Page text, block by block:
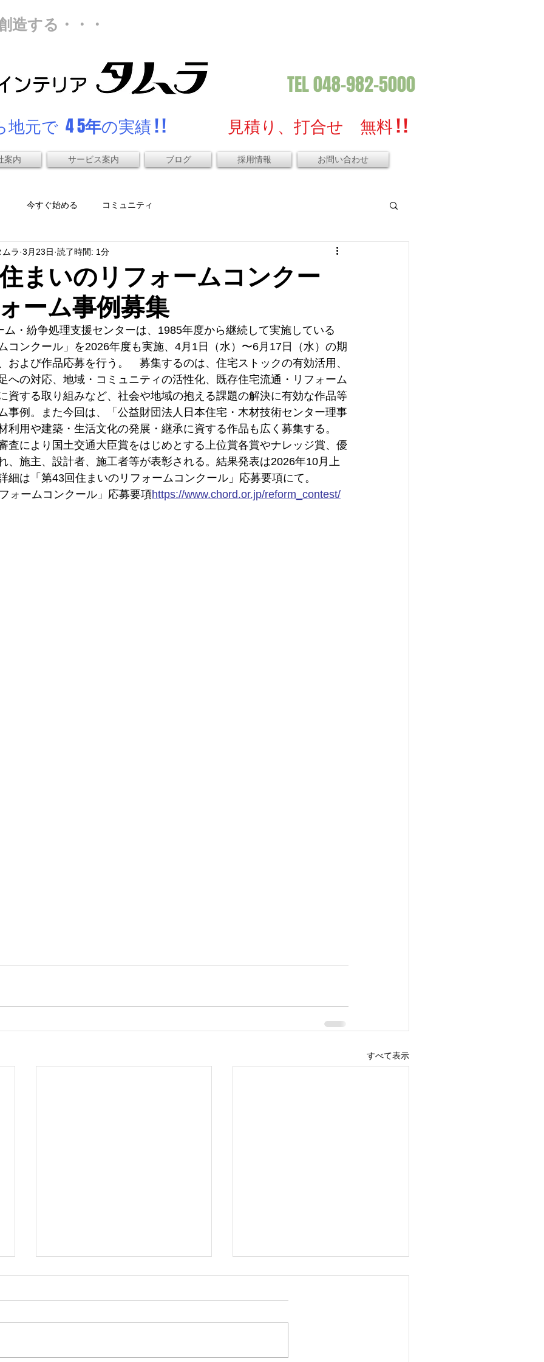
造する・・・
TEL 048-982-5000
元で 4 5年の実績 ! ! 見積り、打合せ 無料 ! !
案内 サービス案内 ブログ 採用情報 お問い合わせ
今すぐ始める コミュニティ
まいのリフォームコンクー
ーム事例募集
ラ 3月23日 読了時間: 1分
・紛争処理支援センターは、1985年度から継続して実施している
コンクール」を2026年度も実施、4月1日（水）〜6月17日（水）の期
および作品応募を行う。　募集するのは、住宅ストックの有効活用、
への対応、地域・コミュニティの活性化、既存住宅流通・リフォーム
資する取り組みなど、社会や地域の抱える課題の解決に有効な作品等
事例。また今回は、「公益財団法人日本住宅・木材技術センター理事
利用や建築・生活文化の発展・継承に資する作品も広く募集する。
査により国土交通大臣賞をはじめとする上位賞各賞やナレッジ賞、優
、施主、設計者、施工者等が表彰される。結果発表は2026年10月上
細は「第43回住まいのリフォームコンクール」応募要項にて。
ォームコンクール」応募要項https://www.chord.or.jp/reform_contest/
すべて表示